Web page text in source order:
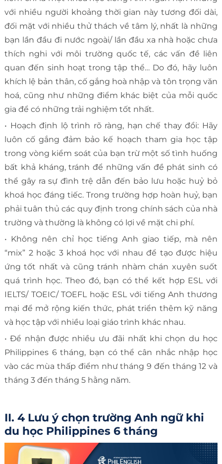
với nhiều người khoảng thời gian này tương đối dài,
đối mặt với nhiều thử thách về tâm lý, nhất là những
bạn lần đầu đi nước ngoài/ lần đầu xa nhà hoặc chưa
thích nghi với môi trường quốc tế, các vấn đề liên
quan đến sinh hoạt trong tập thể… Do đó, hãy luôn
khích lệ bản thân, cố gắng hoà nhập và tôn trọng văn
hoá, cũng như những điểm khác biệt của mỗi quốc
gia để có những trải nghiệm tốt nhất.
• Hoạch định lộ trình rõ ràng, hạn chế thay đổi: Hãy
luôn cố gắng đảm bảo kế hoạch tham gia học tập
trong vòng kiểm soát của bạn trừ một số tình huống
bất khả kháng, tránh để những vấn đề phát sinh có
thể gây ra sự đình trệ dẫn đến bảo lưu hoặc huỷ bỏ
khoá học đáng tiếc. Trong trường hợp hoàn huỷ, bạn
phải tuân thủ các quy định trong chính sách của nhà
trường và thường là không có lợi về mặt chi phí.
• Không nên chỉ học tiếng Anh giao tiếp, mà nên
“mix” 2 hoặc 3 khoá học với nhau để tạo được hiệu
ứng tốt nhất và cũng tránh nhàm chán xuyên suốt
quá trình học. Theo đó, bạn có thể kết hợp ESL với
IELTS/ TOEIC/ TOEFL hoặc ESL với tiếng Anh thương
mại để mở rộng kiến thức, phát triển thêm kỹ năng
và học tập với nhiều loại giáo trình khác nhau.
• Để nhận được nhiều ưu đãi nhất khi chọn du học
Philippines 6 tháng, bạn có thể cân nhắc nhập học
vào các mùa thấp điểm như tháng 9 đến tháng 12 và
tháng 3 đến tháng 5 hằng năm.
II. 4 Lưu ý chọn trường Anh ngữ khi
du học Philippines 6 tháng